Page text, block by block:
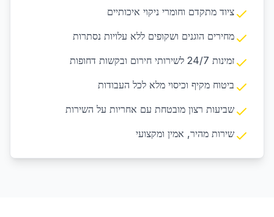
ציוד מתקדם וחומרי ניקוי איכותיים
מחירים הוגנים ושקופים ללא עלויות נסתרות
זמינות 24/7 לשירותי חירום ובקשות דחופות
ביטוח מקיף וכיסוי מלא לכל העבודות
שביעות רצון מובטחת עם אחריות על השירות
שירות מהיר, אמין ומקצועי